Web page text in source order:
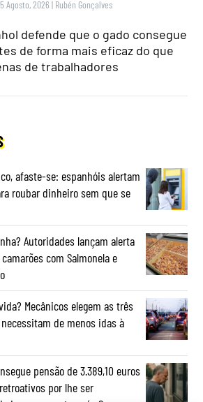
Agosto, 2026 | Rubén Gonçalves
defende que o gado consegue
de forma mais eficaz do que
de trabalhadores
afaste-se: espanhóis alertam
roubar dinheiro sem que se
Autoridades lançam alerta
com Salmonela e
Mecânicos elegem as três
de menos idas à
pensão de 3.389,10 euros
por lhe ser